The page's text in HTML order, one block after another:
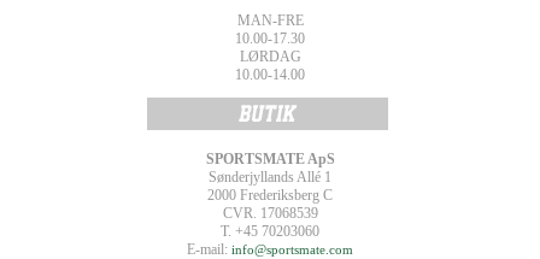
MAN-FRE
10.00-17.30
LØRDAG
10.00-14.00
SPORTSMATE ApS
Sønderjyllands Allé 1
2000 Frederiksberg C
CVR. 17068539
T. +45 70203060
E-mail: info@sportsmate.com